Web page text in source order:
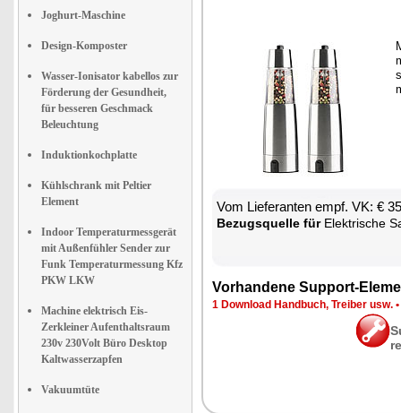
Joghurt-Maschine
Design-Komposter
Wasser-Ionisator kabellos zur
Förderung der Gesundheit,
für besseren Geschmack
Beleuchtung
Induktionkochplatte
Kühlschrank mit Peltier
Element
Indoor Temperaturmessgerät
mit Außenfühler Sender zur
Funk Temperaturmessung Kfz
PKW LKW
Machine elektrisch Eis-
Zerkleiner Aufenthaltsraum
230v 230Volt Büro Desktop
Kaltwasserzapfen
Vakuumtüte
Vom Lie­fe­ran­ten empf. VK: €
Be­zugs­quel­le fürElek­tri­sche
Vor­han­de­ne Sup­port-
1 Down­load Hand­buch, Trei­ber usw. •